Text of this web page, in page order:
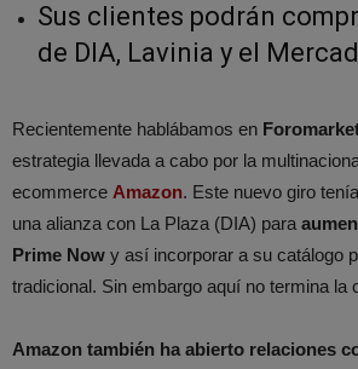
Sus clientes podrán
de DIA, Lavinia y el
Recientemente hablábamos en
estrategia llevada a cabo por la
ecommerce Amazon. Este nuevo giro
una alianza con La Plaza (DIA) para
Prime Now y así incorporar a su catálogo
tradicional. Sin embargo aquí no termina la
Amazon también ha abierto relaciones